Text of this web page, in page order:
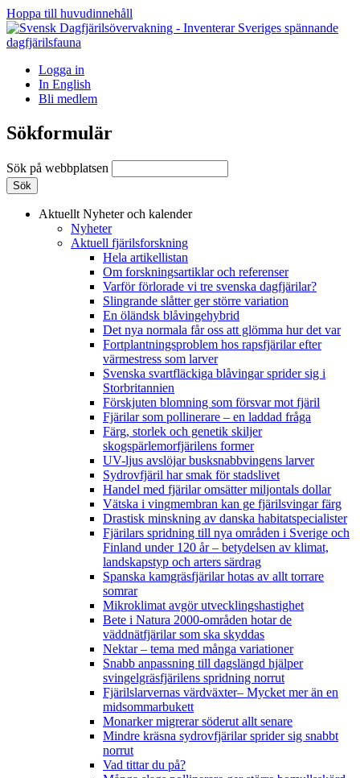
Hoppa till huvudinnehåll
Logga in
In English
Bli medlem
Sökformulär
Sök på webbplatsen
Aktuellt Nyheter och kalender
Nyheter
Aktuell fjärilsforskning
Hela artikellistan
Om forskningsartiklar och referenser
Varför förlorade vi tre svenska dagfjärilar?
Slingrande slåtter ger större variation
En öländsk blåvingehybrid
Det nya normala får oss att glömma hur det var
Fortplantningsproblem hos rapsfjärilar efter
värmestress som larver
Svenska svartfläckiga blåvingar sprider sig i
Storbritannien
Förskjuten blomning som försvar mot fjäril
Fjärilar som pollinerare – en laddad fråga
Färg, storlek och genetik skiljer
skogspärlemorfjärilens former
UV-ljus avslöjar busksnabbvingens larver
Sydrovfjäril har smak för stadslivet
Handel med fjärilar omsätter miljontals dollar
Vätska i vingmembran kan ge fjärilsvingar färg
Drastisk minskning av danska habitatspecialister
Fjärilars spridning till nya områden i Sverige och
Finland under 120 år– betydelsen av klimat,
landskapstyp och arters särdrag
Spanska kamgräsfjärilar hotas av allt torrare
somrar
Mikroklimat avgör utvecklingshastighet
Bete i Natura 2000-områden hotar de
väddnätfjärilar som ska skyddas
Nektar – tema med många variationer
Snabb anpassning till dagslängd hjälper
svingelgräsfjärilens spridning norrut
Fjärilslarvernas värdväxter– Mycket mer än en
midsommarbukett
Monarker migrerar söderut allt senare
Mindre kräsna sydrovfjärilar sprider sig snabbt
norrut
Vad tittar du på?